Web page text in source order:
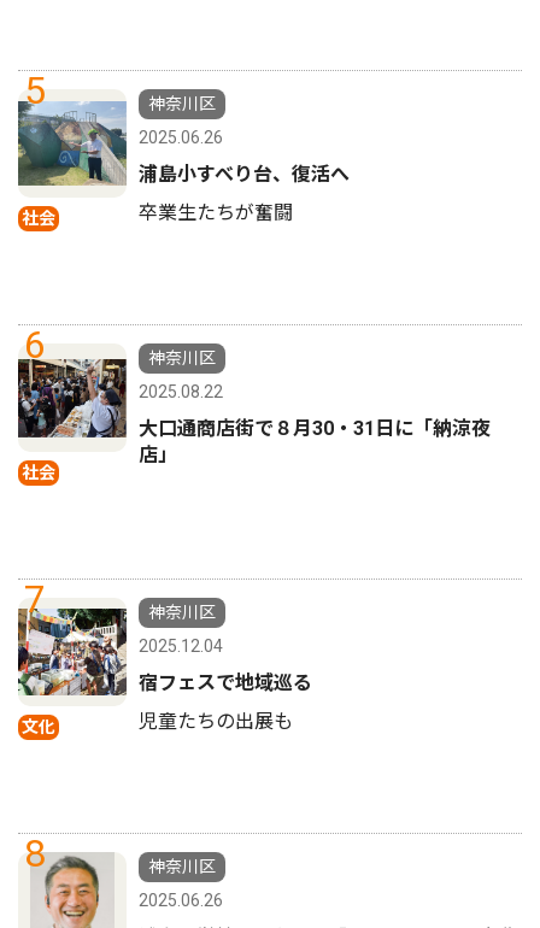
5
社会
神奈川区
2025.06.26
浦島小すべり台、復活へ
卒業生たちが奮闘
6
社会
神奈川区
2025.08.22
大口通商店街で８月30・31日に「納涼夜
店」
7
文化
神奈川区
2025.12.04
宿フェスで地域巡る
児童たちの出展も
8
神奈川区
2025.06.26